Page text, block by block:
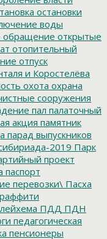
остановки
воды
обращение открытые
отопительный
отпуск
и Коростелёва
охота охрана
сооружения
пал палаточный
акция памятник
парад выпускников
2019 Парк
проект
паспорт
перевозки\ Пасха
ПДД ПДН
педагогическая
пенсионеры